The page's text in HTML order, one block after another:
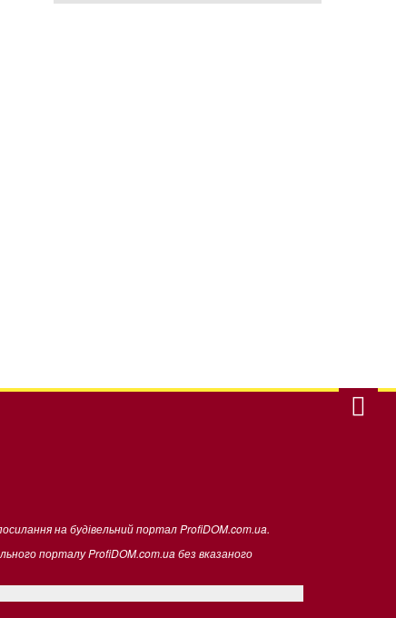
на будівельний портал ProfiDOM.com.ua.
порталу ProfiDOM.com.ua без вказаного